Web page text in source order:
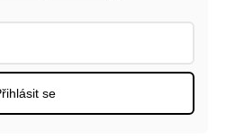
se